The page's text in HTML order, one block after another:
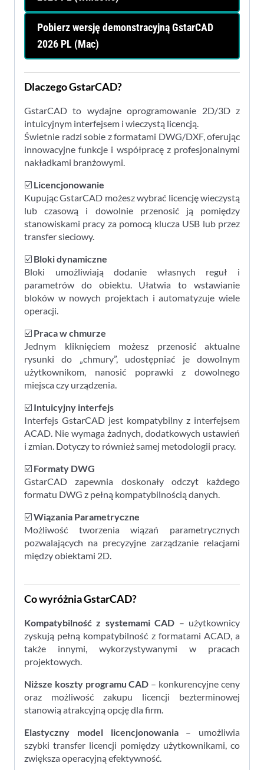
Pobierz wersję demonstracyjną GstarCAD
2026 PL (Mac)
Dlaczego GstarCAD?
GstarCAD to wydajne oprogramowanie 2D/3D z
intuicyjnym interfejsem i wieczystą licencją.
Świetnie radzi sobie z formatami DWG/DXF, oferując
innowacyjne funkcje i współpracę z profesjonalnymi
nakładkami branżowymi.
☑️ Licencjonowanie
Kupując GstarCAD możesz wybrać licencję wieczystą
lub czasową i dowolnie przenosić ją pomiędzy
stanowiskami pracy za pomocą klucza USB lub przez
transfer sieciowy.
☑️ Bloki dynamiczne
Bloki umożliwiają dodanie własnych reguł i
parametrów do obiektu. Ułatwia to wstawianie
bloków w nowych projektach i automatyzuje wiele
operacji.
☑️ Praca w chmurze
Jednym kliknięciem możesz przenosić aktualne
rysunki do „chmury”, udostępniać je dowolnym
użytkownikom, nanosić poprawki z dowolnego
miejsca czy urządzenia.
☑️ Intuicyjny interfejs
Interfejs GstarCAD jest kompatybilny z interfejsem
ACAD. Nie wymaga żadnych, dodatkowych ustawień
i zmian. Dotyczy to również samej metodologii pracy.
☑️ Formaty DWG
GstarCAD zapewnia doskonały odczyt każdego
formatu DWG z pełną kompatybilnością danych.
☑️Wiązania Parametryczne
Możliwość tworzenia wiązań parametrycznych
pozwalających na precyzyjne zarządzanie relacjami
między obiektami 2D.
Co wyróżnia GstarCAD?
Kompatybilność z systemami CAD – użytkownicy
zyskują pełną kompatybilność z formatami ACAD, a
także innymi, wykorzystywanymi w pracach
projektowych.
Niższe koszty programu CAD – konkurencyjne ceny
oraz możliwość zakupu licencji bezterminowej
stanowią atrakcyjną opcję dla firm.
Elastyczny model licencjonowania– umożliwia
szybki transfer licencji pomiędzy użytkownikami, co
zwiększa operacyjną efektywność.